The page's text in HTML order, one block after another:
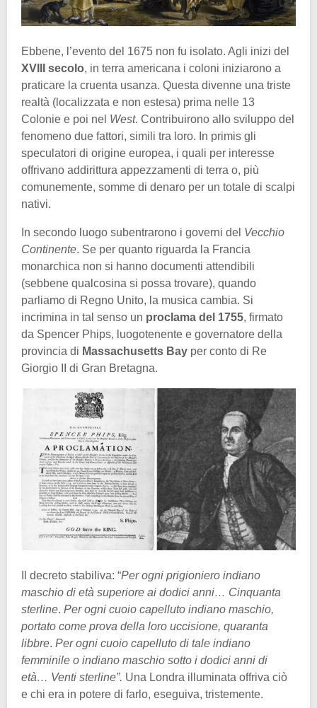
Ebbene, l’evento del 1675 non fu isolato. Agli inizi del
XVIII secolo, in terra americana i coloni iniziarono a
praticare la cruenta usanza. Questa divenne una triste
realtà (localizzata e non estesa) prima nelle 13
Colonie e poi nel West. Contribuirono allo sviluppo del
fenomeno due fattori, simili tra loro. In primis gli
speculatori di origine europea, i quali per interesse
offrivano addirittura appezzamenti di terra o, più
comunemente, somme di denaro per un totale di scalpi
nativi.
In secondo luogo subentrarono i governi del Vecchio
Continente. Se per quanto riguarda la Francia
monarchica non si hanno documenti attendibili
(sebbene qualcosina si possa trovare), quando
parliamo di Regno Unito, la musica cambia. Si
incrimina in tal senso un proclama del 1755, firmato
da Spencer Phips, luogotenente e governatore della
provincia di Massachusetts Bay per conto di Re
Giorgio II di Gran Bretagna.
Il decreto stabiliva: “Per ogni prigioniero indiano
maschio di età superiore ai dodici anni… Cinquanta
sterline. Per ogni cuoio capelluto indiano maschio,
portato come prova della loro uccisione, quaranta
libbre. Per ogni cuoio capelluto di tale indiano
femminile o indiano maschio sotto i dodici anni di
età… Venti sterline”. Una Londra illuminata offriva ciò
e chi era in potere di farlo, eseguiva, tristemente.